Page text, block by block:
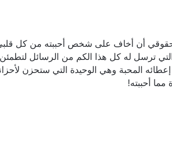
أن أخاف على شخص أحببته من كل قلبي
التي ترسل له كل هذا الكم من الرسائل
المحبة وهي الوحيدة التي ستحزن
مما أحببته!